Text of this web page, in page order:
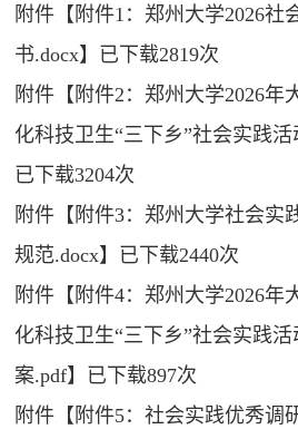
附件【 附件1：郑州大学2026社
书.docx】已下载2819次
附件【 附件2：郑州大学2026年
化科技卫生“三下乡”社会实践
已下载3204次
附件【 附件3：郑州大学社会实
规范.docx】已下载2440次
附件【 附件4：郑州大学2026年
化科技卫生“三下乡”社会实践
案.pdf】已下载897次
附件【 附件5：社会实践优秀调